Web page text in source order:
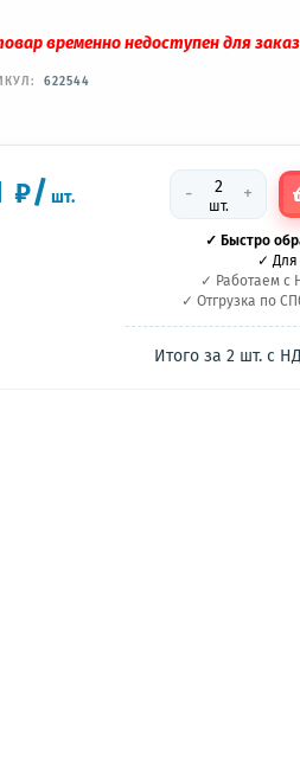
временно недоступен для
622544
₽/ шт. -
шт.
+
✓ Быстро
✓
✓ Работаем с
✓ Отгрузка по
Итого за 2 шт.с